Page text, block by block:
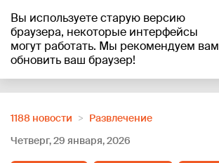
Вы используете старую версию
браузера, некоторые интерфейсы
могут работать. Мы рекомендуем вам
обновить ваш браузер!
+24°C
1188 новости
Развлечение
Четверг, 29 января, 2026